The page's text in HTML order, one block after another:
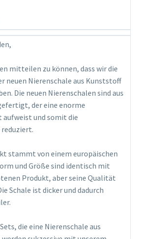
mitteilen zu können, dass wir die
neuen Nierenschale aus Kunststoff
Die neuen Nierenschalen sind aus
der eine enorme
und somit die
stammt von einem europäischen
und Größe sind identisch mit
Produkt, aber seine Qualität
Schale ist dicker und dadurch
die eine Nierenschale aus